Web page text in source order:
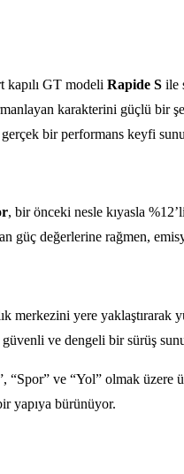
kapılı GT modeli Rapide S ile
karakterini güçlü
bir performans keyfi
, bir önceki nesle kıyasla
güç değerlerine rağmen,
merkezini yere
ve dengeli bir sürüş
“Spor” ve “Yol” olmak
yapıya bürünüyor.